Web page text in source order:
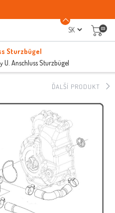
(0)
Sturzbügel
U. Anschluss Sturzbügel
ĎALŠÍ PRODUKT